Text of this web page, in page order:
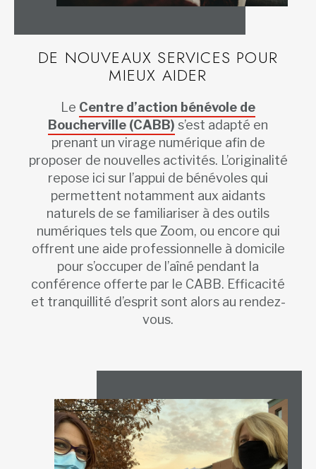
DE NOUVEAUX SERVICES POUR
MIEUX AIDER
Le Centre d’action bénévole de
Boucherville (CABB) s’est adapté en
prenant un virage numérique afin de
proposer de nouvelles activités. L’originalité
repose ici sur l’appui de bénévoles qui
permettent notamment aux aidants
naturels de se familiariser à des outils
numériques tels que Zoom, ou encore qui
offrent une aide professionnelle à domicile
pour s’occuper de l’aîné pendant la
conférence offerte par le CABB. Efficacité
et tranquillité d’esprit sont alors au rendez-
vous.